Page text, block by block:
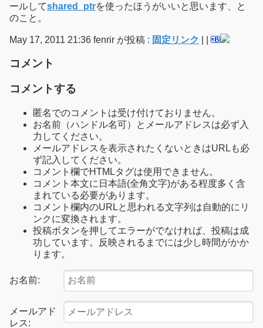
ールしてshared_ptrを使ったほうがいいと思います、と
のこと。
May 17, 2011 21:36 fenrir が投稿 : 固定リンク
コメント
コメントする
匿名でのコメントは受け付けておりません。
お名前（ハンドル名可）とメールアドレスは必ず入
力してください。
メールアドレスを表示されたくないときはURLも必
ず記入してください。
コメント欄でHTMLタグは使用できません。
コメント本文に日本語(全角文字)がある程度多く含
まれている必要があります。
コメント欄内のURLと思われる文字列は自動的にリ
ンクに変換されます。
投稿ボタンを押してエラーがでなければ、投稿は成
功しています。反映されるまでには少し時間がかか
ります。
お名前:
メールアド
レス: